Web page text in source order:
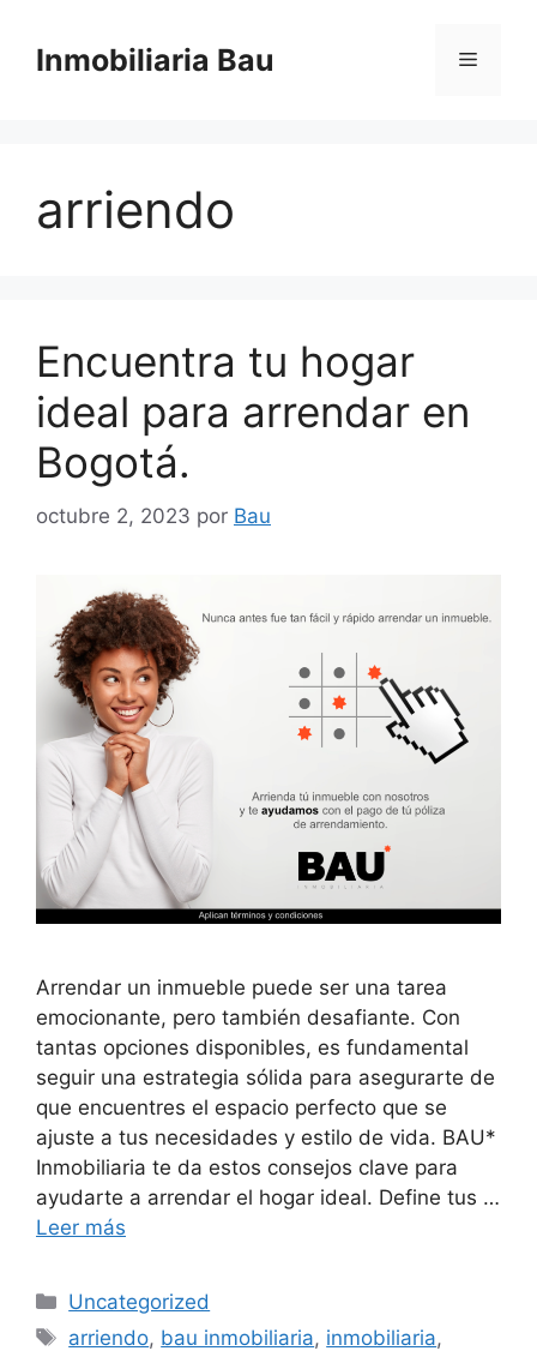
contenido
Inmobiliaria Bau Menú
arriendo
Encuentra tu hogar
ideal para arrendar en
Bogotá.
octubre 2, 2023 por Bau
Arrendar un inmueble puede ser una tarea
emocionante, pero también desafiante. Con
tantas opciones disponibles, es fundamental
seguir una estrategia sólida para asegurarte de
que encuentres el espacio perfecto que se
ajuste a tus necesidades y estilo de vida. BAU*
Inmobiliaria te da estos consejos clave para
ayudarte a arrendar el hogar ideal. Define tus …
Leer más
Categorías
Uncategorized
Etiquetas
arriendo, bau inmobiliaria, inmobiliaria,